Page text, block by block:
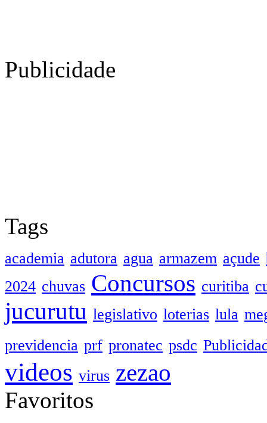
Publicidade
Tags
academia adutora agua armazem açude
2024 chuvas Concursos curitiba
jucurutu legislativo loterias lula
previdencia prf pronatec psdc
videos virus zezao
Favoritos